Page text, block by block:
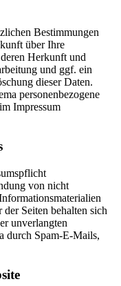
Bestimmungen
über Ihre
Herkunft und
und ggf. ein
dieser Daten.
personenbezogene
Impressum
von nicht
Seiten behalten sich
unverlangten
durch Spam-E-Mails,